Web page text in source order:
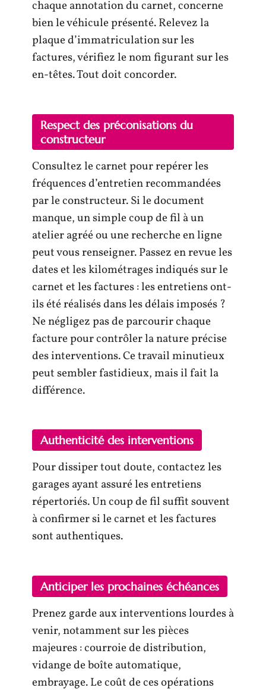
chaque annotation du carnet, concerne
bien le véhicule présenté. Relevez la
plaque d’immatriculation sur les
factures, vérifiez le nom figurant sur les
en-têtes. Tout doit concorder.
Respect des préconisations du
constructeur
Consultez le carnet pour repérer les
fréquences d’entretien recommandées
par le constructeur. Si le document
manque, un simple coup de fil à un
atelier agréé ou une recherche en ligne
peut vous renseigner. Passez en revue les
dates et les kilométrages indiqués sur le
carnet et les factures : les entretiens ont-
ils été réalisés dans les délais imposés ?
Ne négligez pas de parcourir chaque
facture pour contrôler la nature précise
des interventions. Ce travail minutieux
peut sembler fastidieux, mais il fait la
différence.
Authenticité des interventions
Pour dissiper tout doute, contactez les
garages ayant assuré les entretiens
répertoriés. Un coup de fil suffit souvent
à confirmer si le carnet et les factures
sont authentiques.
Anticiper les prochaines échéances
Prenez garde aux interventions lourdes à
venir, notamment sur les pièces
majeures : courroie de distribution,
vidange de boîte automatique,
embrayage. Le coût de ces opérations